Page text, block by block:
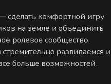
сделать комфортной игру
на земле и объединить
ролевое сообщество.
развиваемся и
больше возможностей.